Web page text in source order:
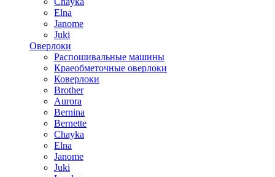
Elna
Janome
Juki
Оверлоки
Распошивальные машины
Краеобметочные оверлоки
Коверлоки
Brother
Aurora
Bernina
Bernette
Chayka
Elna
Janome
Juki